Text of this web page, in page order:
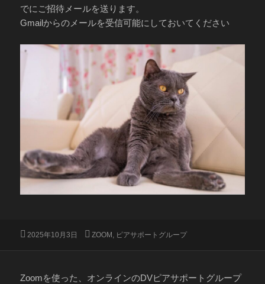
でにご招待メールを送ります。
Gmailからのメールを受信可能にしておいてください
投
2025年10月3日
カ
ー
ZOOM ピアサポートグループ
Zoomを使った、オンラインのDVピアサポートグループ